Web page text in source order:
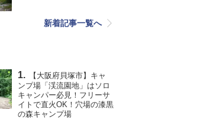
新着記事一覧へ
【大阪府貝塚市】キャ
ンプ場「渓流園地」はソロ
キャンパー必見！フリーサ
イトで直火OK！穴場の漆黒
の森キャンプ場